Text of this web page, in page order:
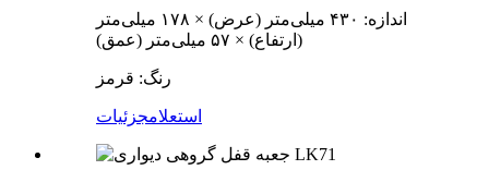
اندازه: ۴۳۰ میلی‌متر (عرض) × ۱۷۸ میلی‌متر
(ارتفاع) × ۵۷ میلی‌متر (عمق)
رنگ: قرمز
استعلامجزئیات